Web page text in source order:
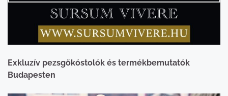
Exkluzív pezsgőkóstolók és termékbemutatók
Budapesten